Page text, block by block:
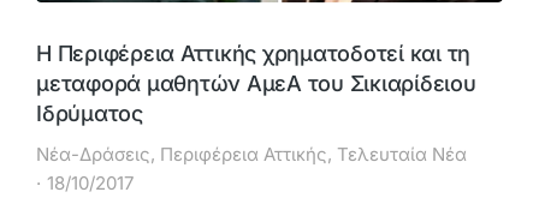
Η Περιφέρεια Αττικής χρηματοδοτεί και τη
μεταφορά μαθητών ΑμεΑ του Σικιαρίδειου
Ιδρύματος
Νέα-Δράσεις, Περιφέρεια Αττικής, Τελευταία Νέα
18/10/2017